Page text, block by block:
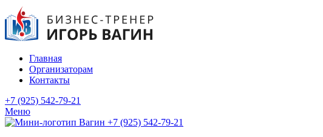
Главная
Организаторам
Контакты
+7 (925) 542-79-21
Меню
+7 (925) 542-79-21